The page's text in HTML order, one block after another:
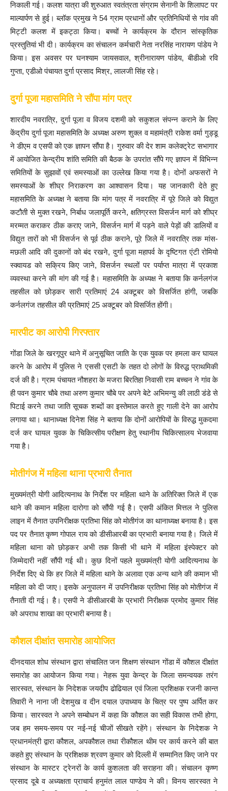
निकाली गई। कलश यात्रा की शुरुआत स्वतंत्रता संग्राम सेनानी के शिलापट पर
माल्यार्पण से हुई। ब्लॉक प्रमुख ने 54 ग्राम प्रधानों और प्रतिनिधियों से गांव की
मिट्टी कलश में इकट्ठा किया। बच्चों ने कार्यक्रम के दौरान सांस्कृतिक
प्रस्तुतियां भी दी। कार्यक्रम का संचालन कर्मचारी नेता नरसिंह नारायण पांडेय ने
किया। इस अवसर पर घनश्याम जायसवाल, श्रीनारायण पांडेय, बीडीओ रवि
गुप्ता, एडीओ पंचायत दुर्गा प्रसाद मिश्र, लालजी सिंह रहे।
दुर्गा पूजा महासमिति ने सौंपा मांग पत्र
शारदीय नवरात्रि, दुर्गा पूजा व विजय दशमी को सकुशल संपन्न कराने के लिए
केंद्रीय दुर्गा पूजा महासमिति के अध्यक्ष अरुण शुक्ल व महामंत्री राकेश वर्मा गुड्डू
ने डीएम व एसपी को एक ज्ञापन सौंपा है। गुरुवार की देर शाम कलेक्ट्रेट सभागार
में आयोजित केन्द्रीय शांति समिति की बैठक के उपरांत सौंपे गए ज्ञापन में विभिन्न
समितियों के सुझावों एवं समस्याओं का उल्लेख किया गया है। दोनों अफसरों ने
समस्याओं के शीघ्र निराकरण का आश्वासन दिया। यह जानकारी देते हुए
महासमिति के अध्यक्ष ने बताया कि मांग पत्र में नवरात्रि में पूरे जिले को विद्युत
कटौती से मुक्त रखने, निर्बाध जलापूर्ति करने, क्षतिग्रस्त विसर्जन मार्ग को शीघ्र
मरम्मत कराकर ठीक कराए जाने, विसर्जन मार्ग में पड़ने वाले पेड़ों की डालियों व
विद्युत तारों को भी विसर्जन से पूर्व ठीक कराने, पूरे जिले में नवरात्रि तक मांस-
मछली आदि की दुकानों को बंद रखने, दुर्गा पूजा महापर्व के दृष्टिगत एंटी रोमियो
स्क्वायड को सक्रिय किए जाने, विसर्जन स्थलों पर पर्याप्त मात्रा में प्रकाश
व्यवस्था करने की मांग की गई है। महासमिति के अध्यक्ष ने बताया कि कर्नलगंज
तहसील को छोड़कर सारी प्रतिमाएं 24 अक्टूबर को विसर्जित हांगी, जबकि
कर्नलगंज तहसील की प्रतिमाएं 25 अक्टूबर को विसर्जित होंगी।
मारपीट का आरोपी गिरफ्तार
गोंडा जिले के खरगूपुर थाने में अनुसूचित जाति के एक युवक पर हमला कर घायल
करने के आरोप में पुलिस ने एससी एसटी के तहत दो लोगों के विरुद्ध प्राथमिकी
दर्ज की है। ग्राम पंचायत नौशहरा के मजरा बिरतिहा निवासी राम बच्चन ने गांव के
ही पवन कुमार चौबे तथा अरुण कुमार चौबे पर अपने बेटे अभिमन्यु की लाठी डंडे से
पिटाई करने तथा जाति सूचक शब्दों का इस्तेमाल करते हुए गाली देने का आरोप
लगाया था। थानाध्यक्ष दिनेश सिंह ने बताया कि दोनों आरोपियों के विरुद्ध मुकदमा
दर्ज कर घायल युवक के चिकित्सीय परीक्षण हेतु स्थानीय चिकित्सालय भेजवाया
गया है।
मोतीगंज में महिला थाना प्रभारी तैनात
मुख्यमंत्री योगी आदित्यनाथ के निर्देश पर महिला थाने के अतिरिक्त जिले में एक
थाने की कमान महिला दारोगा को सौंपी गई है। एसपी अंकित मित्तल ने पुलिस
लाइन में तैनात उपनिरीक्षक प्रतिभा सिंह को मोतीगंज का थानाध्यक्ष बनाया है। इस
पद पर तैनात कृष्ण गोपाल राय को डीसीआरबी का प्रभारी बनाया गया है। जिले में
महिला थाना को छोड़कर अभी तक किसी भी थाने में महिला इंस्पेक्टर को
जिम्मेदारी नहीं सौंपी गई थी। कुछ दिनों पहले मुख्यमंत्री योगी आदित्यनाथ के
निर्देश दिए थे कि हर जिले में महिला थाने के अलावा एक अन्य थाने की कमान भी
महिला को दी जाए। इसके अनुपालन में उपनिरीक्षक प्रतिभा सिंह को मोतीगंज में
तैनाती दी गई। है। एसपी ने डीसीआरबी के प्रभारी निरीक्षक प्रमोद कुमार सिंह
को अपराध शाखा का प्रभारी बनाया है।
कौशल दीक्षांत समारोह आयोजित
दीनदयाल शोध संस्थान द्वारा संचालित जन शिक्षण संस्थान गोंडा में कौशल दीक्षांत
समारोह का आयोजन किया गया। नेहरू युवा केन्द्र के जिला समन्वयक तरंग
सारस्वत, संस्थान के निदेशक जयदीप ढोढियाल एवं जिला प्रशिक्षक रजनी कान्त
तिवारी ने नाना जी देशमुख व दीन दयाल उपाध्याय के चित्र पर पुष्प अर्पित कर
किया। सारस्वत ने अपने सम्बोधन में कहा कि कौशल का सही विकास तभी होगा,
जब हम समय-समय पर नई-नई चीजों सीखते रहेंगे। संस्थान के निदेशक ने
प्रधानमंत्री द्वारा कौशल, अपकौशल तथा रीकौशल थीम पर कार्य करने की बात
कहते हुए संस्थान के प्रशिक्षक श्रवण कुमार को दिल्ली में सम्मानित किए जाने पर
संस्थान के मास्टर ट्रेनरों के कार्य कुशलता की सराहना की। संचालन कृष्ण
प्रसाद दूबे व अध्यक्षता प्राचार्य हनुमंत लाल पाण्डेय ने की। विनय सारस्वत ने